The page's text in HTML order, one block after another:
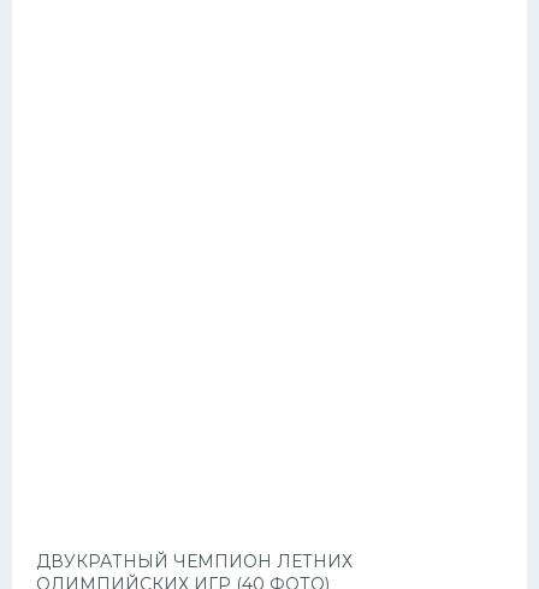
ДВУКРАТНЫЙ ЧЕМПИОН ЛЕТНИХ
ОЛИМПИЙСКИХ ИГР (40 ФОТО)